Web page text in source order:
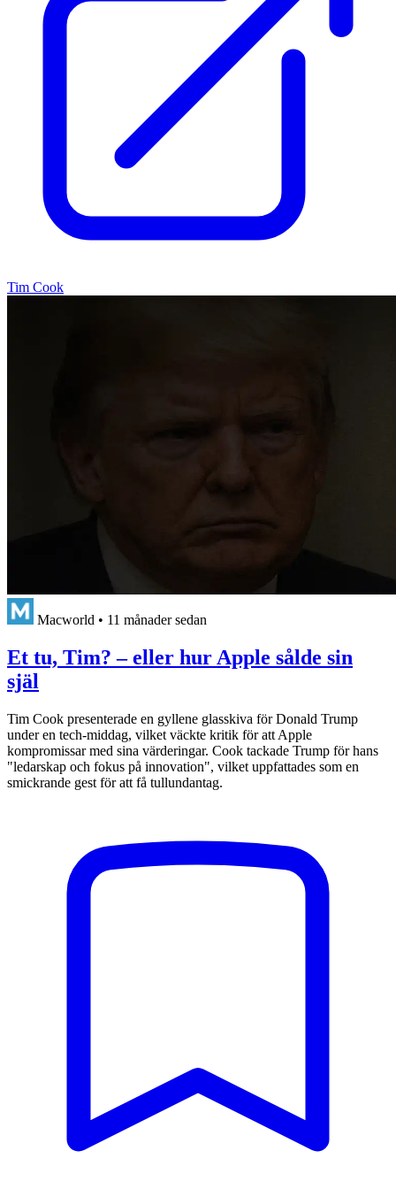
Tim Cook
Macworld • 11 månader sedan
Et tu, Tim? – eller hur Apple sålde sin
själ
Tim Cook presenterade en gyllene glasskiva för Donald Trump
under en tech-middag, vilket väckte kritik för att Apple
kompromissar med sina värderingar. Cook tackade Trump för hans
"ledarskap och fokus på innovation", vilket uppfattades som en
smickrande gest för att få tullundantag.